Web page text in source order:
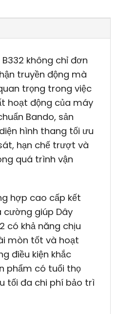
không chỉ đơn
truyền động mà
trọng trong việc
hoạt động của máy
Bando, sản
hình thang tối ưu
hạn chế trượt và
quá trình vận
hợp cao cấp kết
cường giúp Dây
có khả năng chịu
mòn tốt và hoạt
điều kiện khắc
phẩm có tuổi thọ
tối đa chi phí bảo trì